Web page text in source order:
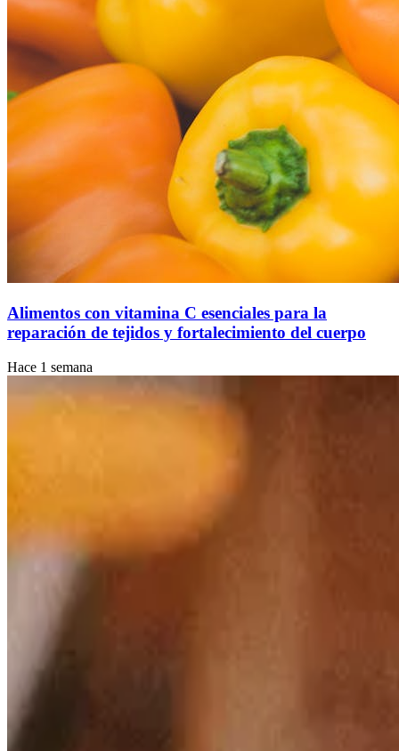
Alimentos con vitamina C esenciales para la
reparación de tejidos y fortalecimiento del cuerpo
Hace 1 semana